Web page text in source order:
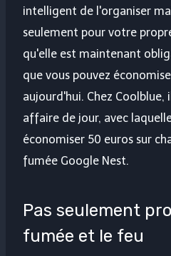
intelligent de l'organiser
seulement pour votre
qu'elle est maintenant
que vous pouvez
aujourd'hui. Chez
affaire de jour, avec
économiser 50 euros sur
fumée Google Nest.
Pas seulement
fumée et le feu